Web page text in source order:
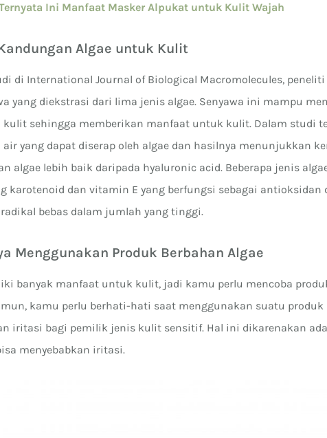
Ini Manfaat Masker Alpukat untuk Kulit Wajah
Algae untuk Kulit
di International Journal of Biological Macromolecules,
yang diekstrasi dari lima jenis algae. Senyawa ini mampu
kulit sehingga memberikan manfaat untuk kulit. Dalam studi
yang dapat diserap oleh algae dan hasilnya menunjukkan
algae lebih baik daripada hyaluronic acid. Beberapa jenis
karotenoid dan vitamin E yang berfungsi sebagai antioksidan
bebas dalam jumlah yang tinggi.
Menggunakan Produk Berbahan Algae
banyak manfaat untuk kulit, jadi kamu perlu mencoba
kamu perlu berhati-hati saat menggunakan suatu produk
iritasi bagi pemilik jenis kulit sensitif. Hal ini dikarenakan ada
menyebabkan iritasi.